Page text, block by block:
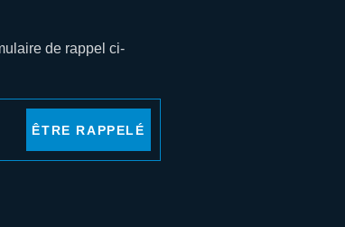
de rappel ci-
ÊTRE RAPPELÉ